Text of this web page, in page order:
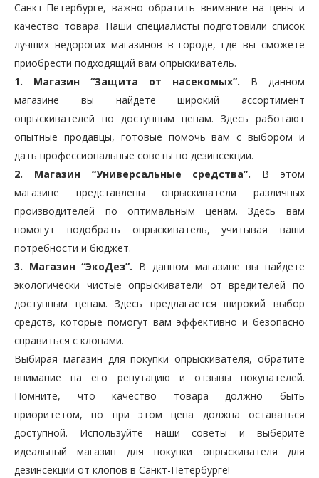
Санкт-Петербурге, важно обратить внимание на цены и
качество товара. Наши специалисты подготовили список
лучших недорогих магазинов в городе, где вы сможете
приобрести подходящий вам опрыскиватель.
1. Магазин “Защита от насекомых”. В данном
магазине вы найдете широкий ассортимент
опрыскивателей по доступным ценам. Здесь работают
опытные продавцы, готовые помочь вам с выбором и
дать профессиональные советы по дезинсекции.
2. Магазин “Универсальные средства”. В этом
магазине представлены опрыскиватели различных
производителей по оптимальным ценам. Здесь вам
помогут подобрать опрыскиватель, учитывая ваши
потребности и бюджет.
3. Магазин “ЭкоДез”. В данном магазине вы найдете
экологически чистые опрыскиватели от вредителей по
доступным ценам. Здесь предлагается широкий выбор
средств, которые помогут вам эффективно и безопасно
справиться с клопами.
Выбирая магазин для покупки опрыскивателя, обратите
внимание на его репутацию и отзывы покупателей.
Помните, что качество товара должно быть
приоритетом, но при этом цена должна оставаться
доступной. Используйте наши советы и выберите
идеальный магазин для покупки опрыскивателя для
дезинсекции от клопов в Санкт-Петербурге!